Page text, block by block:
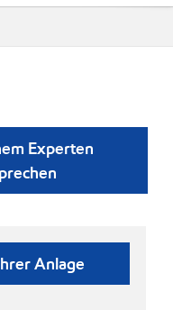
Experten
Anlage